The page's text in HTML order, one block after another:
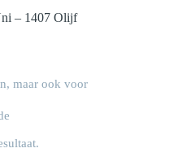
– 1407 Olijf
maar ook voor